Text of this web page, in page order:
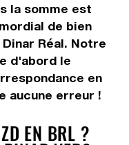
la somme est
de bien
Réal. Notre
d'abord le
en
aucune erreur !
EN BRL ?